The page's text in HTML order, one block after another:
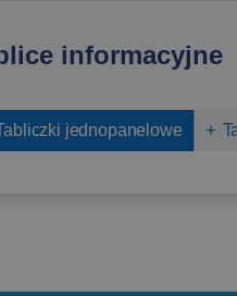
informacyjne
jednopanelowe